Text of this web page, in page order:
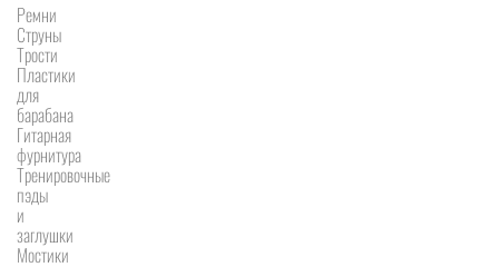
Ремни
Струны
Трости
Пластики
для
барабана
Гитарная
фурнитура
Тренировочные
пэды
и
заглушки
Мостики